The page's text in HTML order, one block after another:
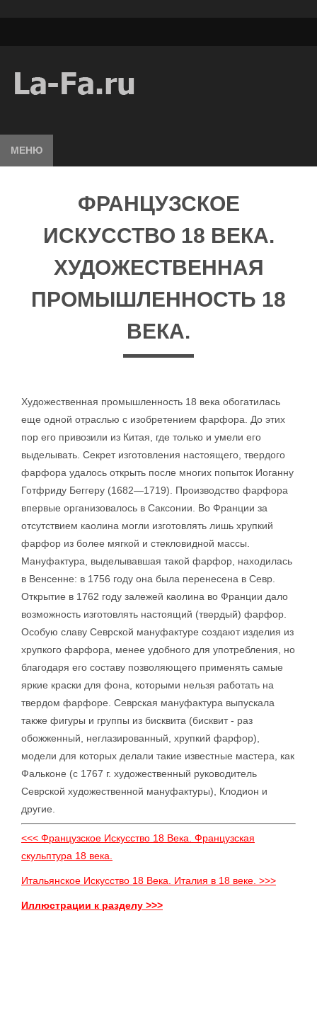
МЕНЮ
ФРАНЦУЗСКОЕ
ИСКУССТВО 18 ВЕКА.
ХУДОЖЕСТВЕННАЯ
ПРОМЫШЛЕННОСТЬ 18
ВЕКА.
Художественная промышленность 18 века обогатилась
еще одной отраслью с изобретением фарфора. До этих
пор его привозили из Китая, где только и умели его
выделывать. Секрет изготовления настоящего, твердого
фарфора удалось открыть после многих попыток Иоганну
Готфриду Беггеру (1682—1719). Производство фарфора
впервые организовалось в Саксонии. Во Франции за
отсутствием каолина могли изготовлять лишь хрупкий
фарфор из более мягкой и стекловидной массы.
Мануфактура, выделывавшая такой фарфор, находилась
в Венсенне: в 1756 году она была перенесена в Севр.
Открытие в 1762 году залежей каолина во Франции дало
возможность изготовлять настоящий (твердый) фарфор.
Особую славу Севрской мануфактуре создают изделия из
хрупкого фарфора, менее удобного для употребления, но
благодаря его составу позволяющего применять самые
яркие краски для фона, которыми нельзя работать на
твердом фарфоре. Севрская мануфактура выпускала
также фигуры и группы из бисквита (бисквит - раз
обожженный, неглазированный, хрупкий фарфор),
модели для которых делали такие известные мастера, как
Фальконе (с 1767 г. художественный руководитель
Севрской художественной мануфактуры), Клодион и
другие.
<<< Французское Искусство 18 Века. Французская
скульптура 18 века.
Итальянское Искусство 18 Века. Италия в 18 веке. >>>
Иллюстрации к разделу >>>